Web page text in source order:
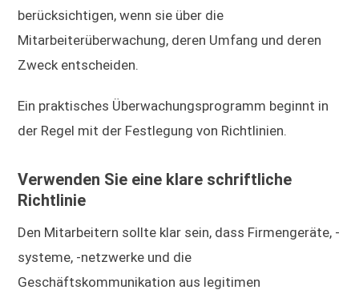
berücksichtigen, wenn sie über die
Mitarbeiterüberwachung, deren Umfang und deren
Zweck entscheiden.
Ein praktisches Überwachungsprogramm beginnt in
der Regel mit der Festlegung von Richtlinien.
Verwenden Sie eine klare schriftliche
Richtlinie
Den Mitarbeitern sollte klar sein, dass Firmengeräte, -
systeme, -netzwerke und die
Geschäftskommunikation aus legitimen